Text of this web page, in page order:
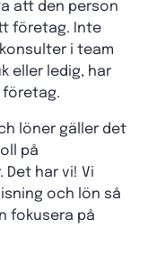
att den person
företag. Inte
i team
eller ledig, har
företag.
löner gäller det
på
har vi! Vi
och lön så
fokusera på